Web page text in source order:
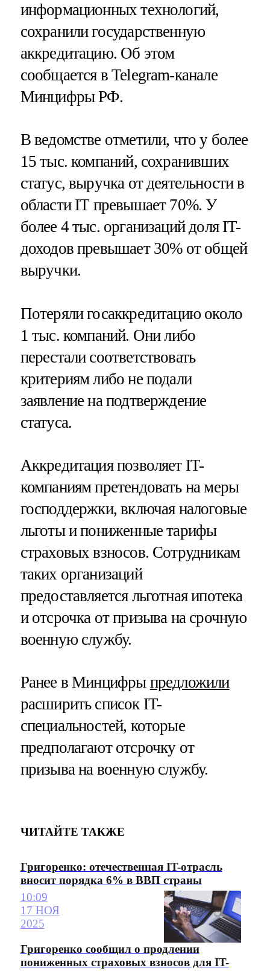
информационных технологий,
сохранили государственную
аккредитацию. Об этом
сообщается в Telegram-канале
Минцифры РФ.
В ведомстве отметили, что у более
15 тыс. компаний, сохранивших
статус, выручка от деятельности в
области IT превышает 70%. У
более 4 тыс. организаций доля IT-
доходов превышает 30% от общей
выручки.
Потеряли госаккредитацию около
1 тыс. компаний. Они либо
перестали соответствовать
критериям либо не подали
заявление на подтверждение
статуса.
Аккредитация позволяет IT-
компаниям претендовать на меры
господдержки, включая налоговые
льготы и пониженные тарифы
страховых взносов. Сотрудникам
таких организаций
предоставляется льготная ипотека
и отсрочка от призыва на срочную
военную службу.
Ранее в Минцифры предложили
расширить список IT-
специальностей, которые
предполагают отсрочку от
призыва на военную службу.
ЧИТАЙТЕ ТАКЖЕ
Григоренко: отечественная IT-отрасль
вносит порядка 6% в ВВП страны
10:09
17 НОЯ
2025
Григоренко сообщил о продлении
пониженных страховых взносов для IT-